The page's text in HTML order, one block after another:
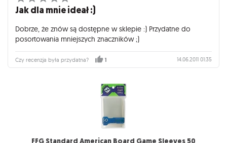
Jak dla mnie ideał :)
Dobrze, że znów są dostępne w sklepie :) Przydatne do
posortowania mniejszych znaczników ;)
Czy recenzja była przydatna? 1 14.06.2011 01:35